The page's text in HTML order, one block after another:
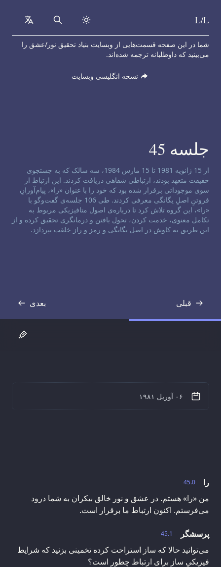
Skip to content
L/L
Search
شما در این صفحه قسمت‌هایی از وبسایت بنیاد تحقیق نور/عشق را
می‌بینید که داوطلبانه ترجمه شده‌اند.
نسخه انگلیسی وبسایت
جلسه 45
سلب مسئولیت کانال:
از 15 ژانویه 1981 تا 15 مارس 1984، سه سالک که به جستجوی
حقیقت متعهد بودند، ارتباطی شفاهی دریافت کردند. این ارتباط از
سوی موجوداتی برقرار شده بود که خود را با عنوان «را»، پیام‌آورانِ
فروتنِ اصلِ یگانگی معرفی کردند. طی 106 جلسه‌ی گفت‌و‌گو با
«را»، این گروه تلاش کرد تا درباره‌ی اصول متافیزیکی مربوط به
تکامل معنوی، خدمت کردن، تحول یافتن و درمانگری تحقیق کرده و از
این طریق به کاوش در اصل یگانگی و رمز و راز خلقت بپردازد.
قبلی
رونوشت بعدی
رونوشت
45.0
را
من «را» هستم. در عشق و نور خالق بیکران به شما درود
می‌فرستم. اکنون ارتباط ما برقرار است.
45.1
پرسشگر
می‌توانید حالا که ساز استراحت کرده تخمینی بزنید که شرایط
فیزیکیِ ساز برای ارتباط چطور است؟
۰۶ آوریل ۱۹۸۱